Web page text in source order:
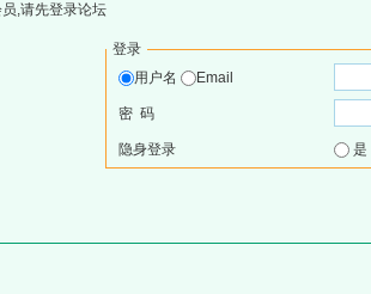
,请先登录论坛
登录
用户名
Email
密 码
隐身登录